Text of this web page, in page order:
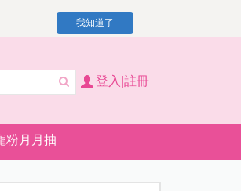
我知道了
登入|註冊
粉月月抽